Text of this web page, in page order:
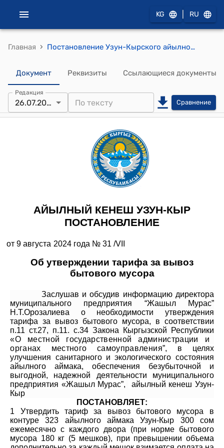
KG RU
Главная › Постановление Узун-Кырского айылного кенеша от 9 августа 2024 года № 31 /VII "Об утверждении тарифа за вывоз бытового мусора"
Документ Реквизиты Ссылающиеся документы
Редакция
26.07.2024 Сравнение